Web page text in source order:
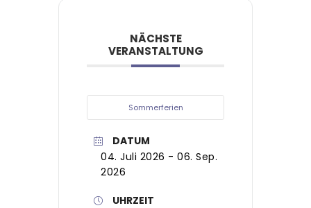
NÄCHSTE
VERANSTALTUNG
Sommerferien
DATUM
04. Juli 2026 - 06. Sep.
2026
UHRZEIT